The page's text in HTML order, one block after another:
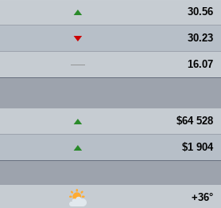
▲ 30.56
▼ 30.23
— 16.07
▲ $64 528
▲ $1 904
+36°